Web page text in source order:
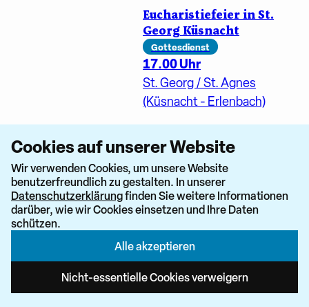
Eucharistiefeier in St.
Georg Küsnacht
Gottesdienst
17.00 Uhr
St. Georg / St. Agnes
(Küsnacht - Erlenbach)
Gottesdienst
17.00 Uhr
St. Martin / St. Michael
(Aesch - Birmensdorf -
Eucaristia - St. Felix und
Regula (Zürich)
17.00 Uhr
Cookies auf unserer Website
Wir verwenden Cookies, um unsere Website
benutzerfreundlich zu gestalten. In unserer
Datenschutzerklärungfinden Sie weitere Informationen
darüber, wie wir Cookies einsetzen und Ihre Daten
schützen.
Alle akzeptieren
Nicht-essentielle Cookies verweigern